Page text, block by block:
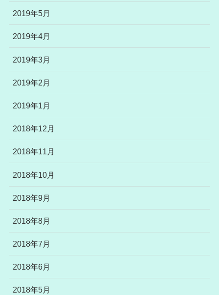
2019年5月
2019年4月
2019年3月
2019年2月
2019年1月
2018年12月
2018年11月
2018年10月
2018年9月
2018年8月
2018年7月
2018年6月
2018年5月